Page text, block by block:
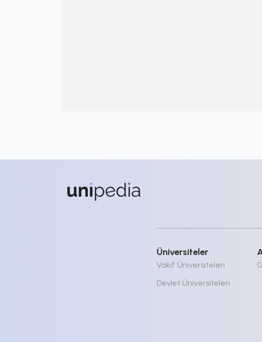
Üniversiteler
Vakıf Üniversiteleri
Devlet Üniversiteleri